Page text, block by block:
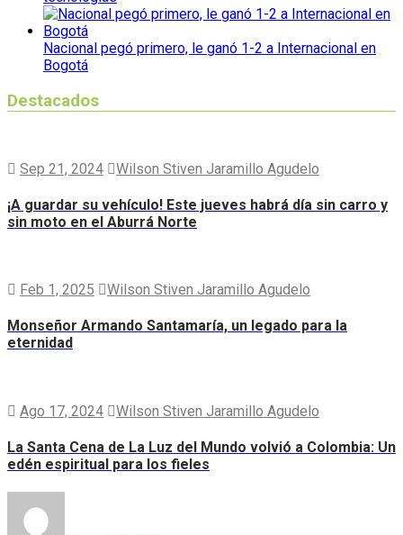
Nacional pegó primero, le ganó 1-2 a Internacional en
Bogotá
Destacados
Sep 21, 2024 Wilson Stiven Jaramillo Agudelo
¡A guardar su vehículo! Este jueves habrá día sin carro y
sin moto en el Aburrá Norte
Feb 1, 2025 Wilson Stiven Jaramillo Agudelo
Monseñor Armando Santamaría, un legado para la
eternidad
Ago 17, 2024 Wilson Stiven Jaramillo Agudelo
La Santa Cena de La Luz del Mundo volvió a Colombia: Un
edén espiritual para los fieles